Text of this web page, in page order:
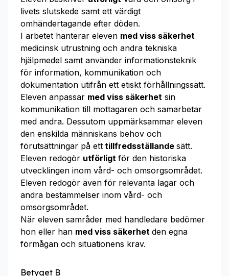
livets slutskede samt ett värdigt
omhändertagande efter döden.
I arbetet hanterar eleven med viss säkerhet
medicinsk utrustning och andra tekniska
hjälpmedel samt använder informationsteknik
för information, kommunikation och
dokumentation utifrån ett etiskt förhållningssätt.
Eleven anpassar med viss säkerhet sin
kommunikation till mottagaren och samarbetar
med andra. Dessutom uppmärksammar eleven
den enskilda människans behov och
förutsättningar på ett tillfredsställande sätt.
Eleven redogör utförligt för den historiska
utvecklingen inom vård- och omsorgsområdet.
Eleven redogör även för relevanta lagar och
andra bestämmelser inom vård- och
omsorgsområdet.
När eleven samråder med handledare bedömer
hon eller han med viss säkerhet den egna
förmågan och situationens krav.
Betyget B